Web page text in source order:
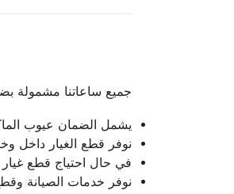
جميع ساعاتنا مشمولة
يشمل الضمان عيوب
نوفر قطع الغيار داخل
في حال احتياج قطع
نوفر خدمات الصيانة